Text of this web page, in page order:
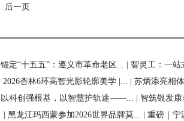
后一页
锚定“十五五”：遵义市革命老区... | 智灵工：一站
2026杏林6环高智光影轮廓美学 |...
| 苏炳添亮相
以科创强根基，以智慧护轨途——...
| 智筑银发康
| 黑龙江玛西蒙参加2026世界品牌莫... | 重磅｜宁